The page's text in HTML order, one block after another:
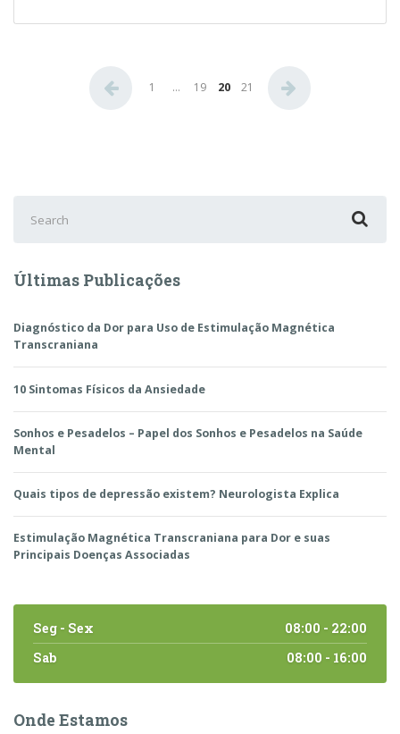
Paginação1 … 19 20 21
for:
Últimas Publicações
Diagnóstico da Dor para Uso de Estimulação Magnética
Transcraniana
10 Sintomas Físicos da Ansiedade
Sonhos e Pesadelos – Papel dos Sonhos e Pesadelos na Saúde
Mental
Quais tipos de depressão existem? Neurologista Explica
Estimulação Magnética Transcraniana para Dor e suas
Principais Doenças Associadas
Seg - Sex
08:00 - 22:00
Sab
08:00 - 16:00
Onde Estamos